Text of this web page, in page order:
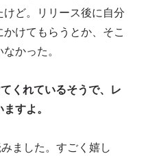
ど。リリース後に自分
けてもらうとか、そこ
かった。
くれているそうで、レ
すよ。
ました。すごく嬉し